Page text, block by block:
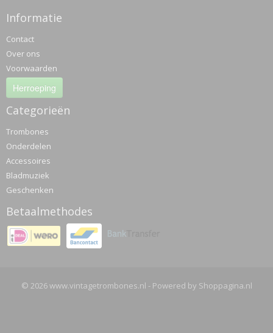
Informatie
Contact
Over ons
Voorwaarden
Herroeping
Categorieën
Trombones
Onderdelen
Accessoires
Bladmuziek
Geschenken
Betaalmethodes
© 2026 www.vintagetrombones.nl - Powered by Shoppagina.nl